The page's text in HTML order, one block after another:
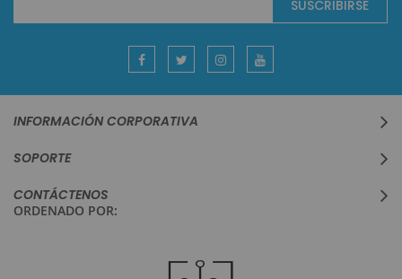
boletín
SUSCRIBIRSE
INFORMACIÓN CORPORATIVA
SOPORTE
CONTÁCTENOS
ORDENADO POR: